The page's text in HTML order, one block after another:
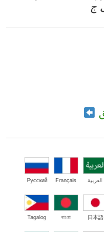
ج
العربية Français
Русский
日本語
বাংলা
Tagalog